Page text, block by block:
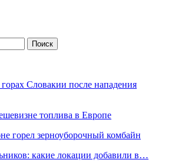
Словакии после нападения
топлива в Европе
горел зерноуборочный комбайн
какие локации добавили в…